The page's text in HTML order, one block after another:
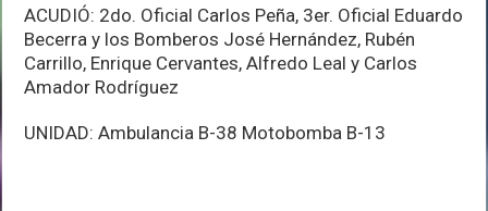
ACUDIÓ: 2do. Oficial Carlos Peña, 3er. Oficial Eduardo
Becerra y los Bomberos José Hernández, Rubén
Carrillo, Enrique Cervantes, Alfredo Leal y Carlos
Amador Rodríguez
UNIDAD: Ambulancia B-38 Motobomba B-13